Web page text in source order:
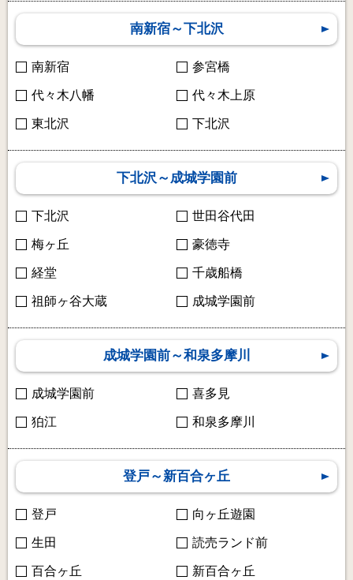
南新宿～下北沢
南新宿 参宮橋
代々木八幡 代々木上原
東北沢 下北沢
下北沢～成城学園前
下北沢 世田谷代田
梅ヶ丘 豪徳寺
経堂 千歳船橋
祖師ヶ谷大蔵 成城学園前
成城学園前～和泉多摩川
成城学園前 喜多見
狛江 和泉多摩川
登戸～新百合ヶ丘
登戸 向ヶ丘遊園
生田 読売ランド前
百合ヶ丘 新百合ヶ丘